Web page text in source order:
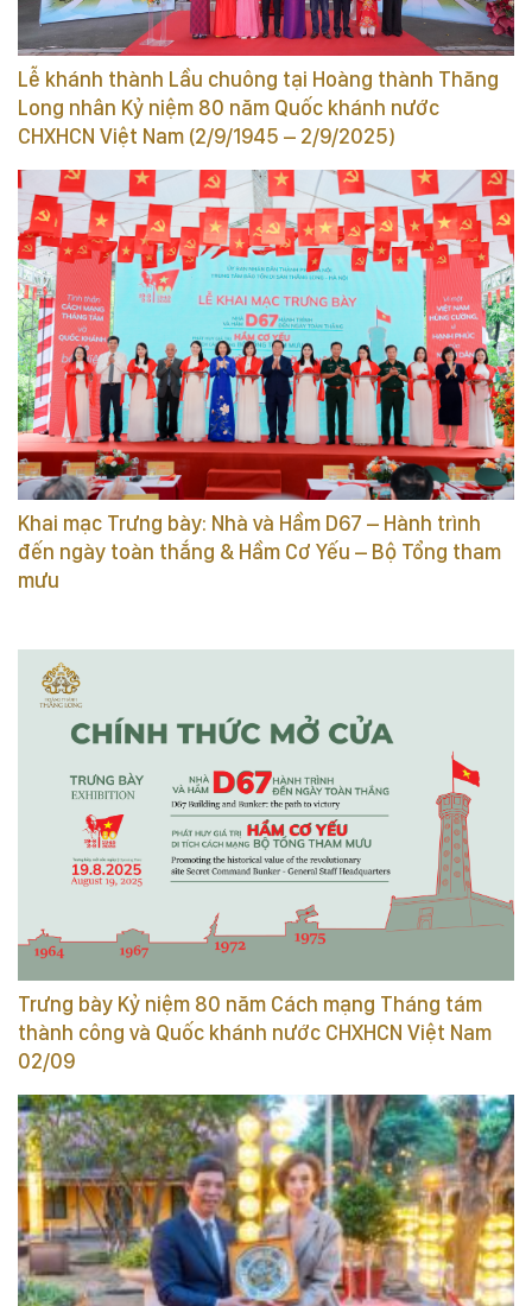
Lễ khánh thành Lầu chuông tại Hoàng thành Thăng
Long nhân Kỷ niệm 80 năm Quốc khánh nước
CHXHCN Việt Nam (2/9/1945 – 2/9/2025)
Khai mạc Trưng bày: Nhà và Hầm D67 – Hành trình
đến ngày toàn thắng & Hầm Cơ Yếu – Bộ Tổng tham
mưu
Trưng bày Kỷ niệm 80 năm Cách mạng Tháng tám
thành công và Quốc khánh nước CHXHCN Việt Nam
02/09